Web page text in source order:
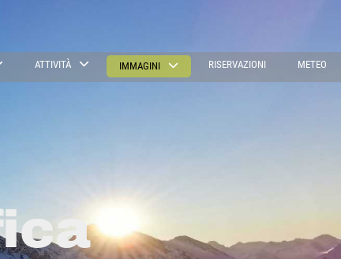
ATTIVITÀ IMMAGINI RISERVAZIONI METEO